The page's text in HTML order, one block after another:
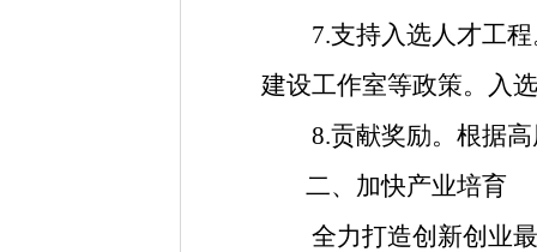
7.支持入选人才工程
建设工作室等政策。入
8.贡献奖励。根据高
二、加快产业培育
全力打造创新创业最